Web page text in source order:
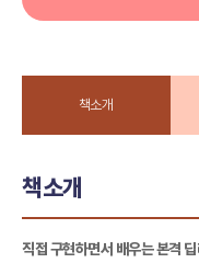
책소개
책소개
직접 구현하면서 배우는 본격 딥